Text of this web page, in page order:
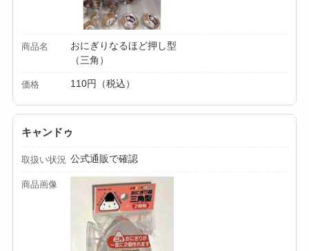
商品名
おにぎりなるほど押し型
（三角）
価格 110円（税込）
キャンドゥ
取扱い状況 公式通販で確認
商品画像